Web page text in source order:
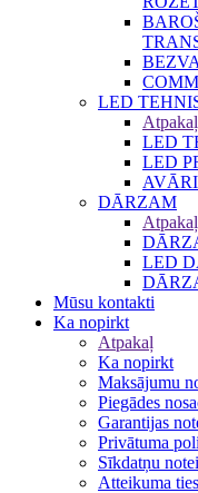
LED
Atpakaļ
LED
LED
DĀRZAM
Atpakaļ
LED
Mūsu kontakti
Ka nopirkt
Atpakaļ
Ka nopirkt
Maksājumu
Piegādes
Garantijas
Privātuma
Sīkdatņu
Atteikuma